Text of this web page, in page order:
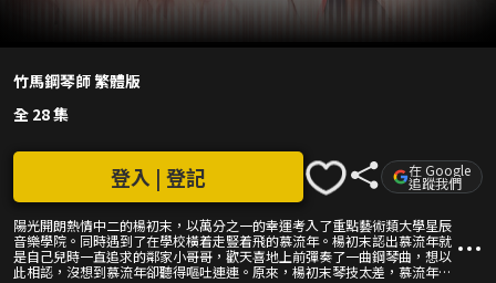
竹馬鋼琴師 繁體版
全 28 集
陽光開朗熱情中二的楊初末，以萬分之一的幸運考入了重點藝術類大學星辰
音樂學院。同時遇到了在學校橫着走豎着飛的慕流年。楊初末認出慕流年就
是自己兒時一直追求的鄰家小哥哥，歡天喜地上前彈奏了一曲鋼琴曲，想以
此相認，沒想到慕流年卻聽得嘔吐連連。原來，楊初末琴技太差，慕流年偏
登入 | 登記 在 Google
追蹤我們